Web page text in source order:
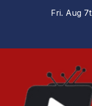
Fri. Aug